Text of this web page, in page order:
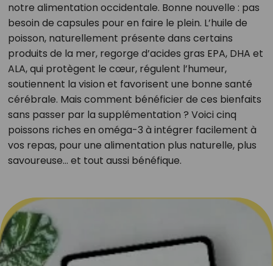
notre alimentation occidentale. Bonne nouvelle : pas
besoin de capsules pour en faire le plein. L’huile de
poisson, naturellement présente dans certains
produits de la mer, regorge d’acides gras EPA, DHA et
ALA, qui protègent le cœur, régulent l’humeur,
soutiennent la vision et favorisent une bonne santé
cérébrale. Mais comment bénéficier de ces bienfaits
sans passer par la supplémentation ? Voici cinq
poissons riches en oméga-3 à intégrer facilement à
vos repas, pour une alimentation plus naturelle, plus
savoureuse… et tout aussi bénéfique.